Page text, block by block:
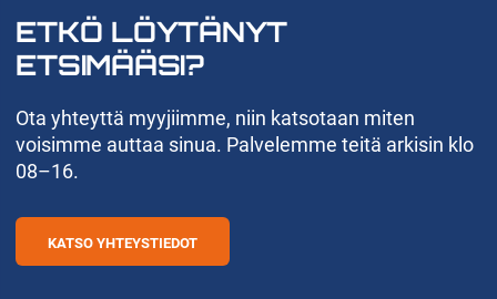
ETKÖ LÖYTÄNYT
ETSIMÄÄSI?
Ota yhteyttä myyjiimme, niin katsotaan miten
voisimme auttaa sinua. Palvelemme teitä arkisin klo
08–16.
KATSO YHTEYSTIEDOT